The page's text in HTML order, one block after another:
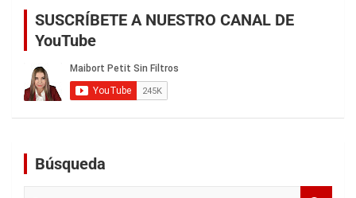
SUSCRÍBETE A NUESTRO CANAL DE
YouTube
Búsqueda